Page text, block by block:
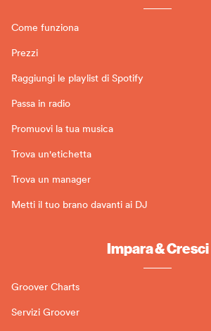
Come funziona
Prezzi
Raggiungi le playlist di Spotify
Passa in radio
Promuovi la tua musica
Trova un'etichetta
Trova un manager
Metti il tuo brano davanti ai DJ
Impara & Cresci
Groover Charts
Servizi Groover